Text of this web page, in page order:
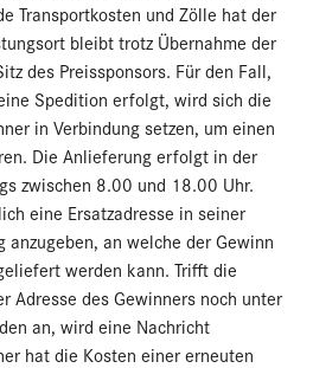
Transportkosten und Zölle hat der
bleibt trotz Übernahme der
des Preissponsors. Für den Fall,
Spedition erfolgt, wird sich die
in Verbindung setzen, um einen
Die Anlieferung erfolgt in der
zwischen 8.00 und 18.00 Uhr.
eine Ersatzadresse in seiner
anzugeben, an welche der Gewinn
werden kann. Trifft die
Adresse des Gewinners noch unter
an, wird eine Nachricht
hat die Kosten einer erneuten